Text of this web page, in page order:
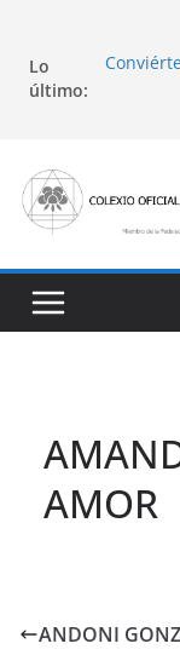
contenido
Lo
último:
Ayudas
San
AMOR
ANDONI